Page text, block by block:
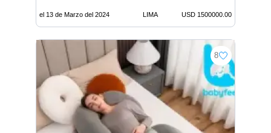
el 13 de Marzo del 2024 LIMA USD 1500000.00
8